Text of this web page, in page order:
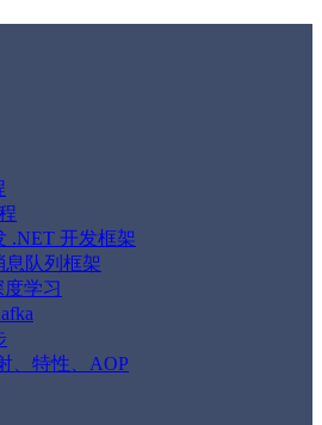
.NET 开发框架
息队列框架
度学习
、特性、AOP